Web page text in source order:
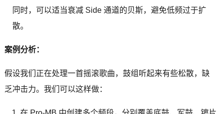
同时，可以适当衰减 Side 通道的贝斯，避免低频过于扩
散。
案例分析：
假设我们正在处理一首摇滚歌曲，鼓组听起来有些松散，缺
乏冲击力。我们可以这样做：